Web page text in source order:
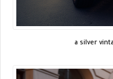
a silver